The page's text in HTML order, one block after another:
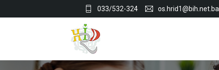
033/532-324 os.hrid1@bih.net.ba